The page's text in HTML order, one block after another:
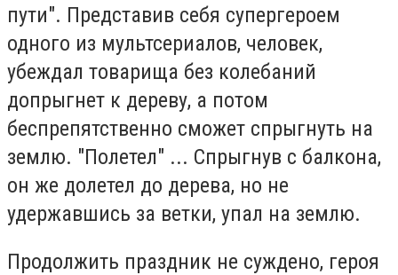
пути". Представив себя супергероем
одного из мультсериалов, человек,
убеждал товарища без колебаний
допрыгнет к дереву, а потом
беспрепятственно сможет спрыгнуть на
землю. "Полетел" ... Спрыгнув с балкона,
он же долетел до дерева, но не
удержавшись за ветки, упал на землю.
Продолжить праздник не суждено, героя